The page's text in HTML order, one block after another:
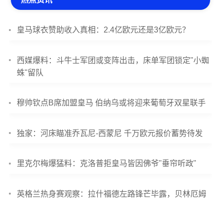
皇马球衣赞助收入真相：2.4亿欧元还是3亿欧元？
西媒爆料：斗牛士军团或变阵出击，床单军团锁定"小蜘
蛛"留队
穆帅钦点B席加盟皇马 伯纳乌或将迎来葡萄牙双星联手
独家：河床瞄准乔瓦尼-西蒙尼 千万欧元报价蓄势待发
里克尔梅爆猛料：克洛普拒皇马皆因佛爷"垂帘听政"
英格兰热身赛观察：拉什福德左路锋芒毕露，贝林厄姆